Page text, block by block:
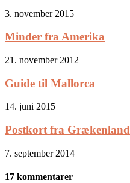
3. november 2015
Minder fra Amerika
21. november 2012
Guide til Mallorca
14. juni 2015
Postkort fra Grækenland
7. september 2014
17 kommentarer